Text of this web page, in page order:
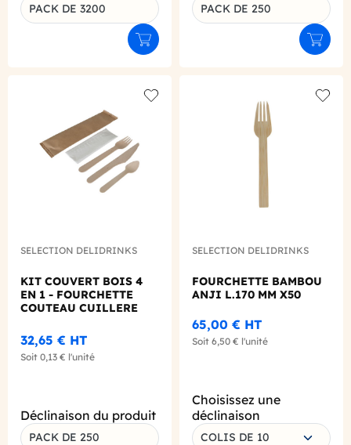
PACK DE 3200
Ajouter au panier
PACK DE 250
SELECTION DELIDRINKS
KIT COUVERT BOIS 4
EN 1 - FOURCHETTE
COUTEAU CUILLERE
32,65 € HT
Soit 0,13 € l'unité
Déclinaison du produit
PACK DE 250
SELECTION DELIDRINKS
FOURCHETTE BAMBOU
ANJI L.170 MM X50
65,00 € HT
Soit 6,50 € l'unité
Choisissez une
déclinaison
COLIS DE 10